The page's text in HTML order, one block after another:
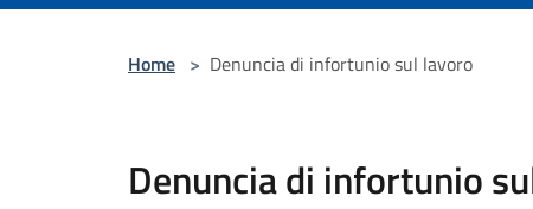
Home > Denuncia di infortunio sul lavoro
Denuncia di infortunio